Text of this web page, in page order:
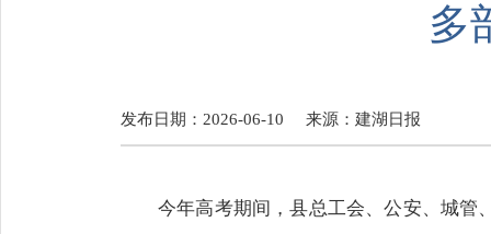
多
发布日期：2026-06-10 来源： 建湖日报
今年高考期间，县总工会、公安、城管